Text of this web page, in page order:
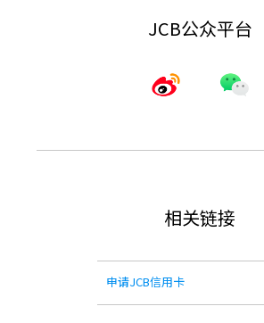
JCB公众平台
相关链接
申请JCB信用卡